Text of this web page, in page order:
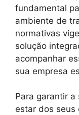
fundamental
ambiente de
normativas
solução
acompanhar
sua empresa
Para garantir
estar dos seus